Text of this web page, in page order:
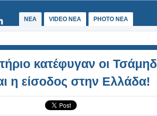
ΝΕΑ VIDEO NEA PHOTO NEA
κατέφυγαν οι
η είσοδος στην Ελλάδα!